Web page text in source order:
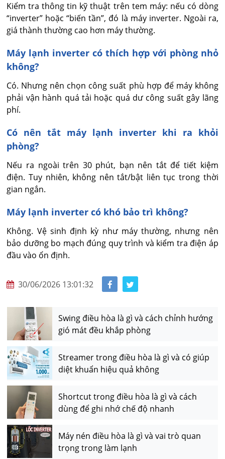
Kiểm tra thông tin kỹ thuật trên tem máy: nếu có dòng
“inverter” hoặc “biến tần”, đó là máy inverter. Ngoài ra,
giá thành thường cao hơn máy thường.
Máy lạnh inverter có thích hợp với phòng nhỏ
không?
Có. Nhưng nên chọn công suất phù hợp để máy không
phải vận hành quá tải hoặc quá dư công suất gây lãng
phí.
Có nên tắt máy lạnh inverter khi ra khỏi
phòng?
Nếu ra ngoài trên 30 phút, bạn nên tắt để tiết kiệm
điện. Tuy nhiên, không nên tắt/bật liên tục trong thời
gian ngắn.
Máy lạnh inverter có khó bảo trì không?
Không. Vệ sinh định kỳ như máy thường, nhưng nên
bảo dưỡng bo mạch đúng quy trình và kiểm tra điện áp
đầu vào ổn định.
30/06/2026 13:01:32
Swing điều hòa là gì và cách chỉnh hướng
gió mát đều khắp phòng
Streamer trong điều hòa là gì và có giúp
diệt khuẩn hiệu quả không
Shortcut trong điều hòa là gì và cách
dùng để ghi nhớ chế độ nhanh
Máy nén điều hòa là gì và vai trò quan
trọng trong làm lạnh